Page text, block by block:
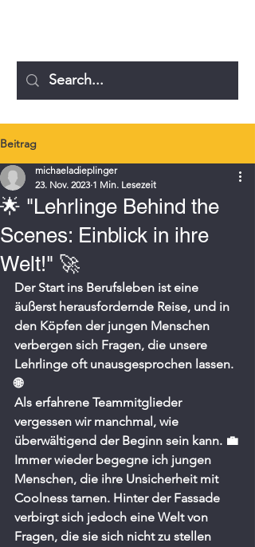
Beitrag
🌟 "Lehrlinge Behind the
Scenes: Einblick in ihre
Welt!" 🚀
michaeladieplinger
23. Nov. 2023 1 Min. Lesezeit
Der Start ins Berufsleben ist eine
äußerst herausfordernde Reise, und in
den Köpfen der jungen Menschen
verbergen sich Fragen, die unsere
Lehrlinge oft unausgesprochen lassen.
🌐
Als erfahrene Teammitglieder
vergessen wir manchmal, wie
überwältigend der Beginn sein kann. 💼
Immer wieder begegne ich jungen
Menschen, die ihre Unsicherheit mit
Coolness tarnen. Hinter der Fassade
verbirgt sich jedoch eine Welt von
Fragen, die sie sich nicht zu stellen